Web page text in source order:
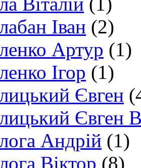
Іван (2)
Артур (1)
Ігор (1)
Євген
Євген
Андрій (1)
Віктор (8)